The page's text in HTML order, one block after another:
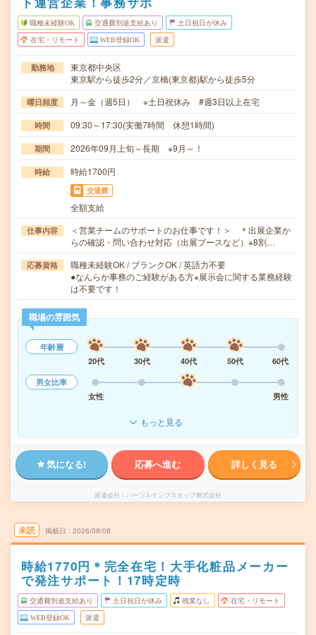
職種未経験OK 交通費別途支給あり 土日祝日が休み
在宅・リモート WEB登録OK 派遣
勤務地
東京都中央区
東京駅から徒歩2分／京橋(東京都)駅から徒歩5分
曜日頻度 月～金（週5日） ※土日祝休み #週3日以上在宅
時間 09:30～17:30(実働7時間 休憩1時間)
期間 2026年09月上旬～長期 ※9月～！
時給 時給1700円
交通費
全額支給
仕事内容
＜営業チームのサポートのお仕事です！＞ ＊出展企業か
らの確認・問い合わせ対応（出展ブースなど）※8割…
応募資格
職種未経験OK / ブランクOK / 英語力不要
●なんらか事務のご経験がある方※展示会に関する業務経験
は不要です！
職場の雰囲気
年齢層
20代
30代 40代 50代
60代
男女比率
女性
男性
もっと見る
気になる! 応募へ進む 詳しく見る
派遣会社 パーソルテンプスタッフ株式会社
未読 掲載日 2026/08/08
時給1770円＊完全在宅！大手化粧品メーカー
で発注サポート！17時定時
交通費別途支給あり 土日祝日が休み 残業なし 在宅・リモート
WEB登録OK 派遣